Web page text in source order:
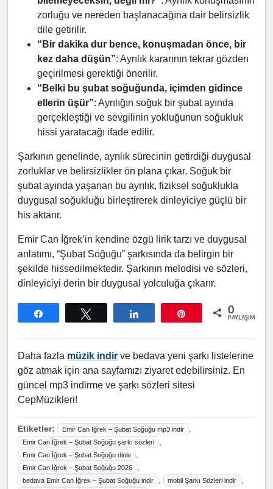
zorluğu ve nereden başlanacağına dair belirsizlik
dile getirilir.
“Bir dakika dur bence, konuşmadan önce, bir
kez daha düşün”: Ayrılık kararının tekrar gözden
geçirilmesi gerektiği önerilir.
“Belki bu şubat soğuğunda, içimden gidince
ellerin üşür”: Ayrılığın soğuk bir şubat ayında
gerçekleştiği ve sevgilinin yokluğunun soğukluk
hissi yaratacağı ifade edilir.
Şarkının genelinde, ayrılık sürecinin getirdiği duygusal
zorluklar ve belirsizlikler ön plana çıkar. Soğuk bir
şubat ayında yaşanan bu ayrılık, fiziksel soğuklukla
duygusal soğukluğu birleştirerek dinleyiciye güçlü bir
his aktarır.
Emir Can İğrek’in kendine özgü lirik tarzı ve duygusal
anlatımı, “Şubat Soğuğu” şarkısında da belirgin bir
şekilde hissedilmektedir. Şarkının melodisi ve sözleri,
dinleyiciyi derin bir duygusal yolculuğa çıkarır.
0
PAYLAŞIMLAR
Daha fazla müzik indir ve bedava yeni şarkı listelerine
göz atmak için ana sayfamızı ziyaret edebilirsiniz. En
güncel mp3 indirme ve şarkı sözleri sitesi
CepMüzikleri!
Etiketler: Emir Can İğrek – Şubat Soğuğu mp3 indir
Emir Can İğrek – Şubat Soğuğu şarkı sözleri
Emir Can İğrek – Şubat Soğuğu dinle
Emir Can İğrek – Şubat Soğuğu 2026
bedava Emir Can İğrek – Şubat Soğuğu indir mobil Şarkı Sözleri indir